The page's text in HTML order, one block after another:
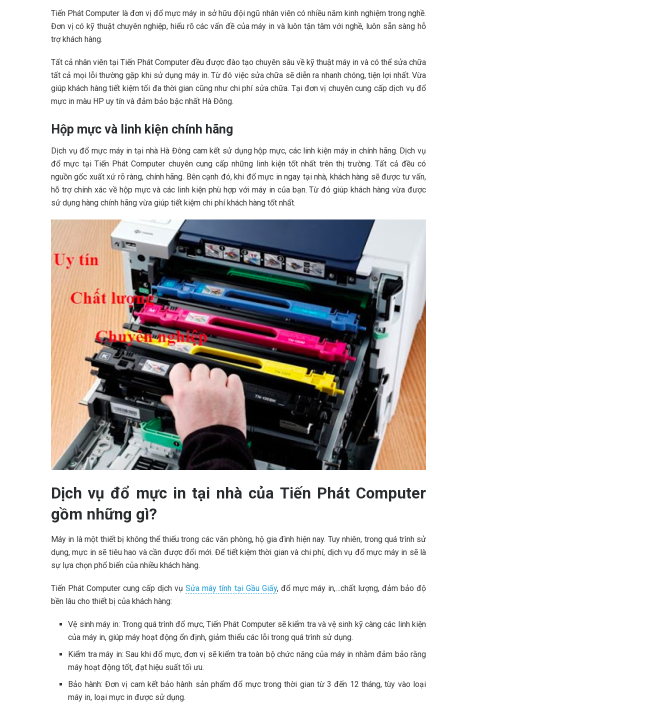
Tiến Phát Computer là đơn vị đổ mực máy in sở hữu đội ngũ nhân viên có nhiều năm kinh nghiệm trong nghề.
Đơn vị có kỹ thuật chuyên nghiệp, hiểu rõ các vấn đề của máy in và luôn tận tâm với nghề, luôn sẵn sàng hỗ
trợ khách hàng.
Tất cả nhân viên tại Tiến Phát Computer đều được đào tạo chuyên sâu về kỹ thuật máy in và có thể sửa chữa
tất cả mọi lỗi thường gặp khi sử dụng máy in. Từ đó việc sửa chữa sẽ diễn ra nhanh chóng, tiện lợi nhất. Vừa
giúp khách hàng tiết kiệm tối đa thời gian cũng như chi phí sửa chữa. Tại đơn vị chuyên cung cấp dịch vụ đổ
mực in màu HP uy tín và đảm bảo bậc nhất Hà Đông.
Hộp mực và linh kiện chính hãng
Dịch vụ đổ mực máy in tại nhà Hà Đông cam kết sử dụng hộp mực, các linh kiện máy in chính hãng. Dịch vụ
đổ mực tại Tiến Phát Computer chuyên cung cấp những linh kiện tốt nhất trên thị trường. Tất cả đều có
nguồn gốc xuất xứ rõ ràng, chính hãng. Bên cạnh đó, khi đổ mực in ngay tại nhà, khách hàng sẽ được tư vấn,
hỗ trợ chính xác về hộp mực và các linh kiện phù hợp với máy in của bạn. Từ đó giúp khách hàng vừa được
sử dụng hàng chính hãng vừa giúp tiết kiệm chi phí khách hàng tốt nhất.
Dịch vụ đổ mực in tại nhà của Tiến Phát Computer
gồm những gì?
Máy in là một thiết bị không thể thiếu trong các văn phòng, hộ gia đình hiện nay. Tuy nhiên, trong quá trình sử
dụng, mực in sẽ tiêu hao và cần được đổi mới. Để tiết kiệm thời gian và chi phí, dịch vụ đổ mực máy in sẽ là
sự lựa chọn phổ biến của nhiều khách hàng.
Tiến Phát Computer cung cấp dịch vụSửa máy tính tại Gầu Giấy, đổ mực máy in,…chất lượng, đảm bảo độ
bền lâu cho thiết bị của khách hàng:
Vệ sinh máy in: Trong quá trình đổ mực, Tiến Phát Computer sẽ kiểm tra và vệ sinh kỹ càng các linh kiện
của máy in, giúp máy hoạt động ổn định, giảm thiểu các lỗi trong quá trình sử dụng.
Kiểm tra máy in: Sau khi đổ mực, đơn vị sẽ kiểm tra toàn bộ chức năng của máy in nhằm đảm bảo rằng
máy hoạt động tốt, đạt hiệu suất tối ưu.
Bảo hành: Đơn vị cam kết bảo hành sản phẩm đổ mực trong thời gian từ 3 đến 12 tháng, tùy vào loại
máy in, loại mực in được sử dụng.